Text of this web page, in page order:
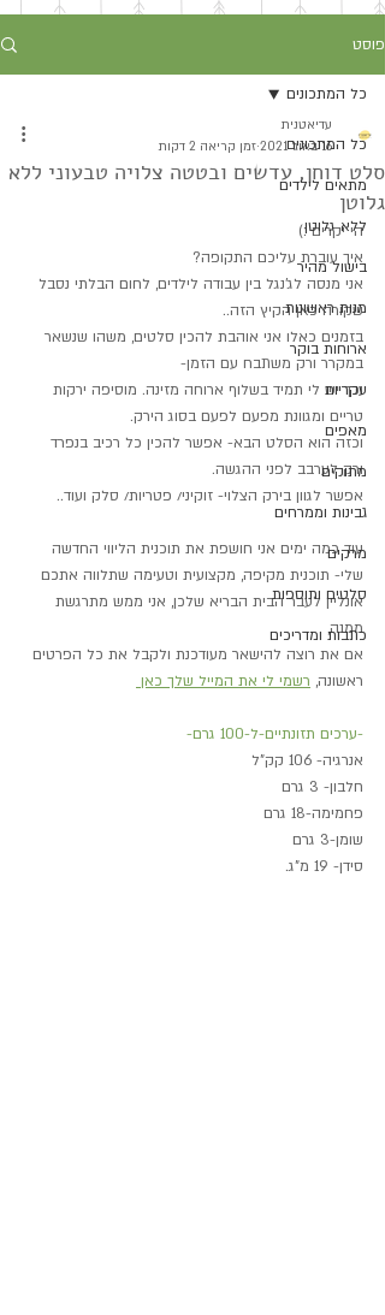
פוסט
כל המתכונים
מתאים לילדים
ללא גלוטן
בישול מהיר
מנות ראשונות
ארוחות בוקר
עקריות
מאפים
מתוקים
גבינות וממרחים
מרקים
סלטים ותוספות
כתבות ומדריכים
כל המתכונים
סלט דוחן, עדשים ובטטה צלויה טבעוני ללא
גלוטן
עדיאטנית
16 באוג׳ 2021
זמן קריאה 2 דקות
הי יקרים :)
איך עוברת עליכם התקופה?
אני מנסה לג'נגל בין עבודה לילדים, לחום הבלתי נסבל
שקורה כאן הקיץ הזה..
בזמנים כאלו אני אוהבת להכין סלטים, משהו שנשאר
במקרר ורק משתבח עם הזמן-
וכך יש לי תמיד בשלוף ארוחה מזינה. מוסיפה ירקות
טריים ומגוונת מפעם לפעם בסוג הירק.
וכזה הוא הסלט הבא- אפשר להכין כל רכיב בנפרד
ורק לערבב לפני ההגשה.
אפשר לגוון בירק הצלוי- זוקיני/ פטריות/ סלק ועוד..
עוד כמה ימים אני חושפת את תוכנית הליווי החדשה
שלי- תוכנית מקיפה, מקצועית וטעימה שתלווה אתכם
אונליין לעבר הבית הבריא שלכן, אני ממש מתרגשת
ממנה,
אם את רוצה להישאר מעודכנת ולקבל את כל הפרטים
ראשונה, רשמי לי את המייל שלך כאן
-ערכים תזונתיים-ל-100 גרם-
אנרגיה- 106 קק"ל
חלבון- 3 גרם
פחמימה-18 גרם
שומן-3 גרם
סידן- 19 מ"ג.